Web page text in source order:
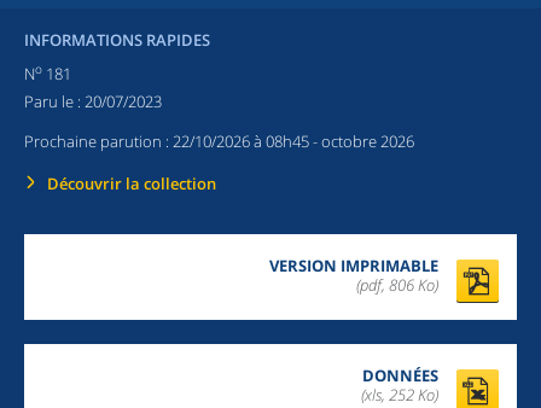
INFORMATIONS RAPIDES
No 181
Paru le : 20/07/2023
Prochaine parution : 22/10/2026 à 08h45- octobre 2026
Découvrir la collection
VERSION IMPRIMABLE
(pdf, 806 Ko)
DONNÉES
(xls, 252 Ko)